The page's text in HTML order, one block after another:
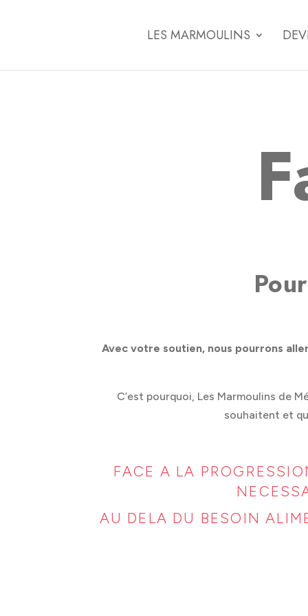
LES MARMOULINS
Avec votre soutien, nous pourrons
C’est pourquoi, Les Marmoulins de
souhaitent et
FACE A LA
AU DELA DU BESOIN